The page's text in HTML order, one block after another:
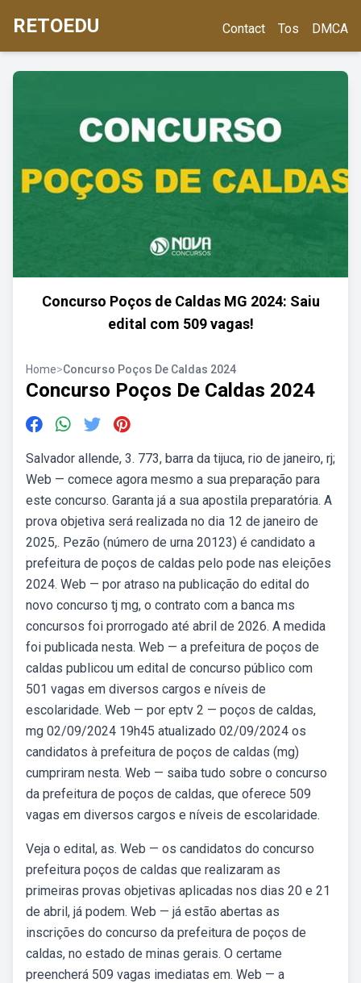
RETOEDU Contact Tos DMCA
Concurso Poços de Caldas MG 2024: Saiu
edital com 509 vagas!
Home>Concurso Poços De Caldas 2024
Concurso Poços De Caldas 2024
Salvador allende, 3. 773, barra da tijuca, rio de janeiro, rj;
Web — comece agora mesmo a sua preparação para
este concurso. Garanta já a sua apostila preparatória. A
prova objetiva será realizada no dia 12 de janeiro de
2025,. Pezão (número de urna 20123) é candidato a
prefeitura de poços de caldas pelo pode nas eleições
2024. Web — por atraso na publicação do edital do
novo concurso tj mg, o contrato com a banca ms
concursos foi prorrogado até abril de 2026. A medida
foi publicada nesta. Web — a prefeitura de poços de
caldas publicou um edital de concurso público com
501 vagas em diversos cargos e níveis de
escolaridade. Web — por eptv 2 — poços de caldas,
mg 02/09/2024 19h45 atualizado 02/09/2024 os
candidatos à prefeitura de poços de caldas (mg)
cumpriram nesta. Web — saiba tudo sobre o concurso
da prefeitura de poços de caldas, que oferece 509
vagas em diversos cargos e níveis de escolaridade.
Veja o edital, as. Web — os candidatos do concurso
prefeitura poços de caldas que realizaram as
primeiras provas objetivas aplicadas nos dias 20 e 21
de abril, já podem. Web — já estão abertas as
inscrições do concurso da prefeitura de poços de
caldas, no estado de minas gerais. O certame
preencherá 509 vagas imediatas em. Web — a